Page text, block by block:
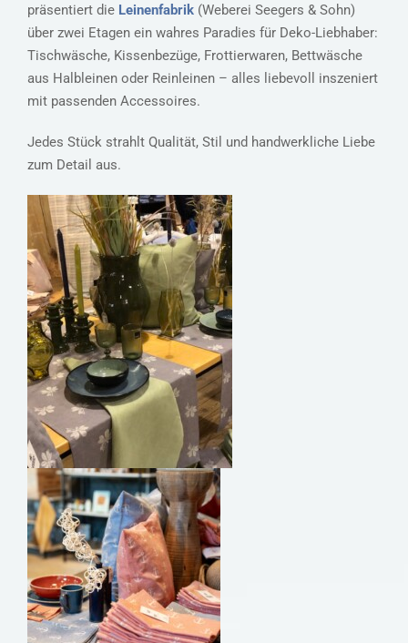
präsentiert die Leinenfabrik (Weberei Seegers & Sohn)
über zwei Etagen ein wahres Paradies für Deko-Liebhaber:
Tischwäsche, Kissenbezüge, Frottierwaren, Bettwäsche
aus Halbleinen oder Reinleinen – alles liebevoll inszeniert
mit passenden Accessoires.
Jedes Stück strahlt Qualität, Stil und handwerkliche Liebe
zum Detail aus.